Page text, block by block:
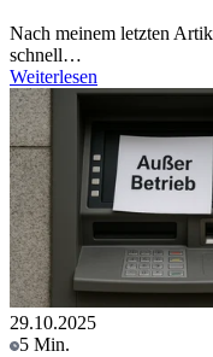
Nach meinem letzten
schnell…
Weiterlesen
29.10.2025
5 Min.